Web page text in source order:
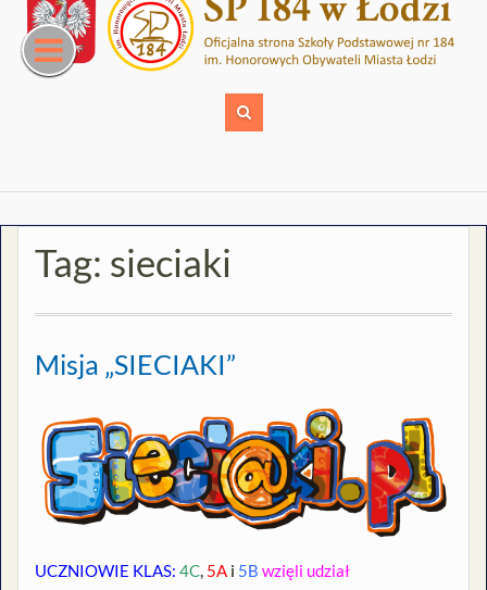
content
Tag: sieciaki
Misja „SIECIAKI”
UCZNIOWIE KLAS: 4C, 5A i 5B wzięli udział